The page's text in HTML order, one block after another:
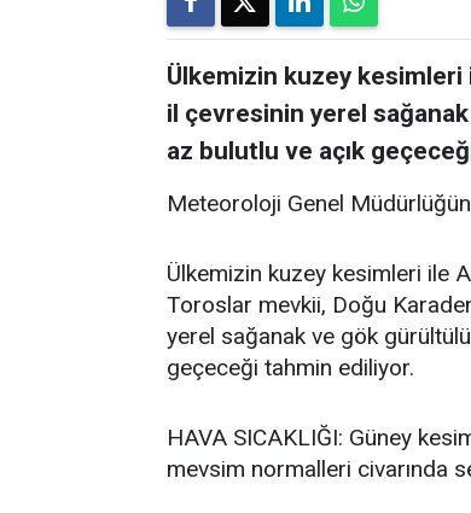
Ülkemizin kuzey kesimleri
il çevresinin yerel
az bulutlu ve açık
Meteoroloji Genel
Ülkemizin kuzey kesimleri ile
Toroslar mevkii, Doğu
yerel sağanak ve gök
geçeceği tahmin ediliyor.
HAVA SICAKLIĞI: Güney
mevsim normalleri civarında